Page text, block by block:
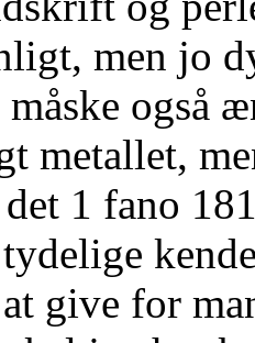
men jo
også
metallet,
1 fano
give for